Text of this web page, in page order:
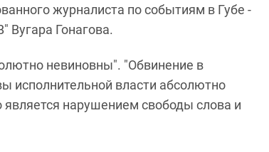
журналиста по событиям в Губе -
Вугара Гонагова.
невиновны". "Обвинение в
исполнительной власти абсолютно
нарушением свободы слова и